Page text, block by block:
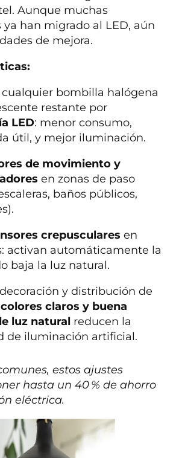
Aunque muchas
ya han migrado al LED, aún
de mejora.
bombilla halógena
restante por
LED: menor consumo,
útil, y mejor iluminación.
de movimiento y
en zonas de paso
baños públicos,
crepusculares en
activan automáticamente la
baja la luz natural.
y distribución de
colores claros y buena
luz natural reducen la
de iluminación artificial.
estos ajustes
hasta un 40 % de ahorro
eléctrica.